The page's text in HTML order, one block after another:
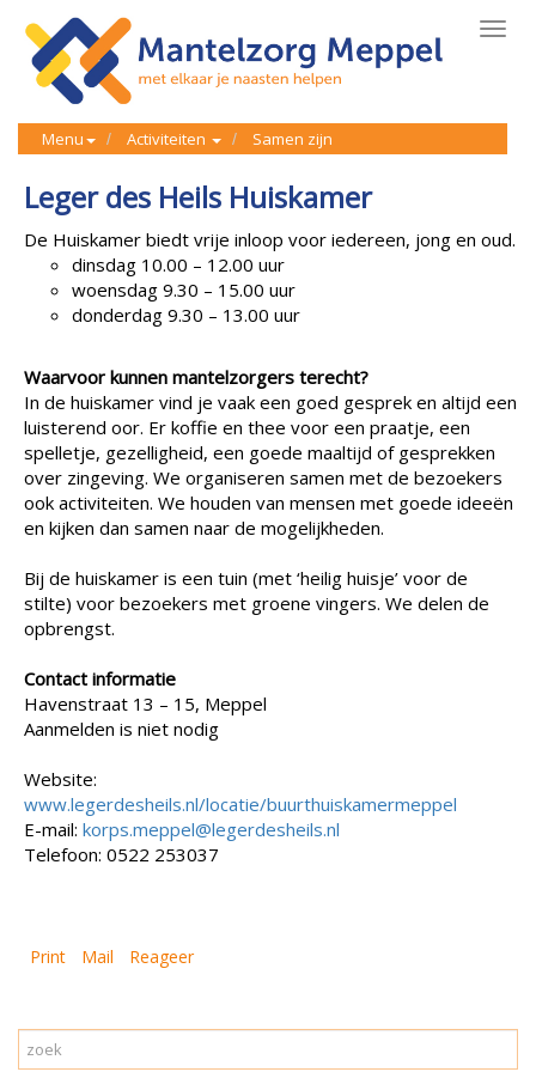
Menu Activiteiten Samen zijn
Leger des Heils Huiskamer
De Huiskamer biedt vrije inloop voor iedereen, jong en oud.
dinsdag 10.00 – 12.00 uur
woensdag 9.30 – 15.00 uur
donderdag 9.30 – 13.00 uur
Waarvoor kunnen mantelzorgers terecht?
In de huiskamer vind je vaak een goed gesprek en altijd een
luisterend oor. Er koffie en thee voor een praatje, een
spelletje, gezelligheid, een goede maaltijd of gesprekken
over zingeving. We organiseren samen met de bezoekers
ook activiteiten. We houden van mensen met goede ideeën
en kijken dan samen naar de mogelijkheden.
Bij de huiskamer is een tuin (met ‘heilig huisje’ voor de
stilte) voor bezoekers met groene vingers. We delen de
opbrengst.
Contact informatie
Havenstraat 13 – 15, Meppel
Aanmelden is niet nodig
Website:
www.legerdesheils.nl/locatie/buurthuiskamermeppel
E-mail: korps.meppel@legerdesheils.nl
Telefoon: 0522 253037
Print Mail Reageer